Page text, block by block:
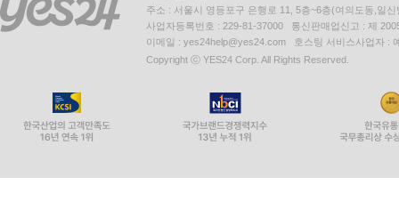
주소 : 서울시 영등포구 은행로 11, 5층~6층(여의도동,일신
사업자등록번호 : 229-81-37000 통신판매업신고 : 제
이메일 : yes24help@yes24.com 호스팅 서비스사업자 :
Copyright ⓒ YES24 Corp. All Rights Reserved.